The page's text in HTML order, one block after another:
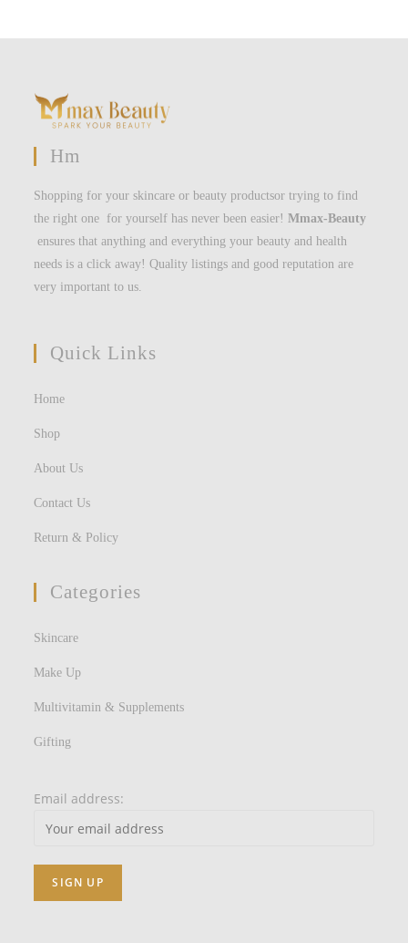
Hm
Shopping for your skincare or beauty productsor trying to find
the right one for yourself has never been easier!Mmax-Beauty
ensures that anything and everything your beauty and health
needs is a click away! Quality listings and good reputation are
very important to us.
Quick Links
Home
Shop
About Us
Contact Us
Return & Policy
Categories
Skincare
Make Up
Multivitamin & Supplements
Gifting
Email address: